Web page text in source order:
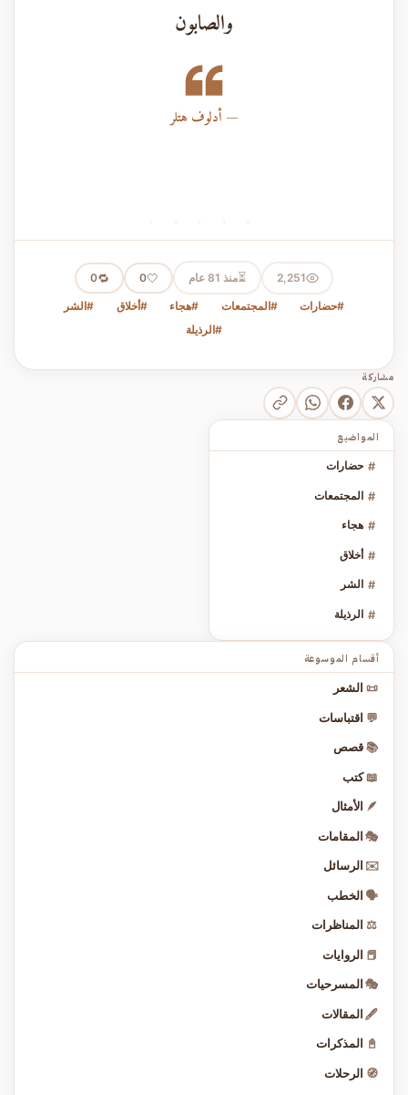
والصابون
أدلوف هتلر
· · · · ·
2,251
⏳منذ 81 عام 🤍
0
🔁
0
#حضارات #المجتمعات #هجاء #أخلاق
#الشر
#الرذيلة
مشاركة
المواضيع
# حضارات
# المجتمعات
# هجاء
# أخلاق
# الشر
# الرذيلة
أقسام الموسوعة
📜 الشعر
💬 اقتباسات
📚 قصص
📖 كتب
🪶 الأمثال
🎭 المقامات
✉️ الرسائل
🗣️ الخطب
⚖️ المناظرات
📕 الروايات
🎭 المسرحيات
🖋️ المقالات
📓 المذكرات
🧭 الرحلات